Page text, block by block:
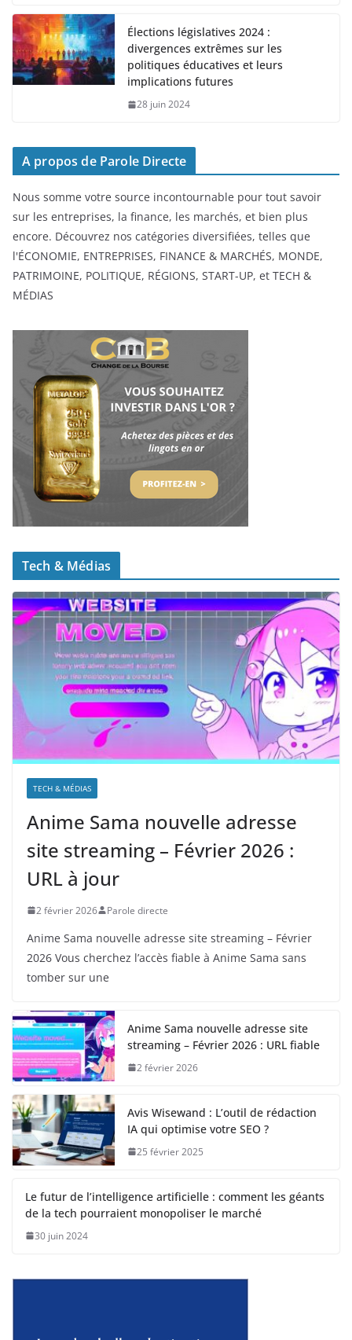
Élections législatives 2024 :
divergences extrêmes sur les
politiques éducatives et leurs
implications futures
28 juin 2024
A propos de Parole Directe
Nous somme votre source incontournable pour tout savoir
sur les entreprises, la finance, les marchés, et bien plus
encore. Découvrez nos catégories diversifiées, telles que
l'ÉCONOMIE, ENTREPRISES, FINANCE & MARCHÉS, MONDE,
PATRIMOINE, POLITIQUE, RÉGIONS, START-UP, et TECH &
MÉDIAS
Tech & Médias
TECH & MÉDIAS
Anime Sama nouvelle adresse
site streaming – Février 2026 :
URL à jour
2 février 2026 Parole directe
Anime Sama nouvelle adresse site streaming – Février
2026 Vous cherchez l’accès fiable à Anime Sama sans
tomber sur une
Anime Sama nouvelle adresse site
streaming – Février 2026 : URL fiable
2 février 2026
Avis Wisewand : L’outil de rédaction
IA qui optimise votre SEO ?
25 février 2025
Le futur de l’intelligence artificielle : comment les géants
de la tech pourraient monopoliser le marché
30 juin 2024